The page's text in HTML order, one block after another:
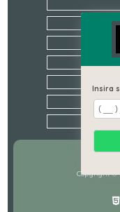
Copyright ©
Insira